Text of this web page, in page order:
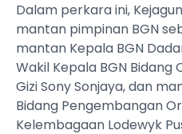
Dalam perkara ini,
mantan pimpinan BGN
mantan Kepala BGN
Wakil Kepala BGN
Gizi Sony Sonjaya, dan
Bidang Pengembangan
Kelembagaan Lodewyk